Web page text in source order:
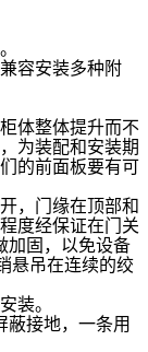
容安装多种附
体整体提升而不
为装配和安装期
的前面板要有可
，门缘在顶部和
度经保证在门关
加固，以免设备
悬吊在连续的绞
装。
蔽接地，一条用